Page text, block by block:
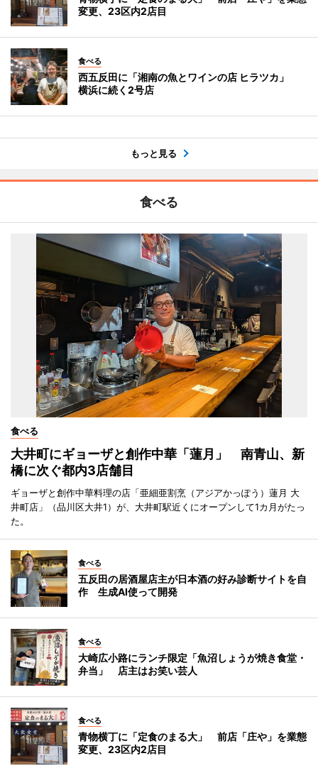
変更、23区内2店目
食べる
西五反田に「湘南の魚とワインの店 ヒラツカ」
横浜に続く2号店
もっと見る
食べる
食べる
大井町にギョーザと創作中華「蓮月」 南青山、新
橋に次ぐ都内3店舗目
ギョーザと創作中華料理の店「亜細亜割烹（アジアかっぽう）蓮月 大
井町店」（品川区大井1）が、大井町駅近くにオープンして1カ月がたっ
た。
食べる
五反田の居酒屋店主が日本酒の好み診断サイトを自
作 生成AI使って開発
食べる
大崎広小路にランチ限定「魚沼しょうが焼き食堂・
弁当」 店主はお笑い芸人
食べる
青物横丁に「定食のまる大」 前店「庄や」を業態
変更、23区内2店目